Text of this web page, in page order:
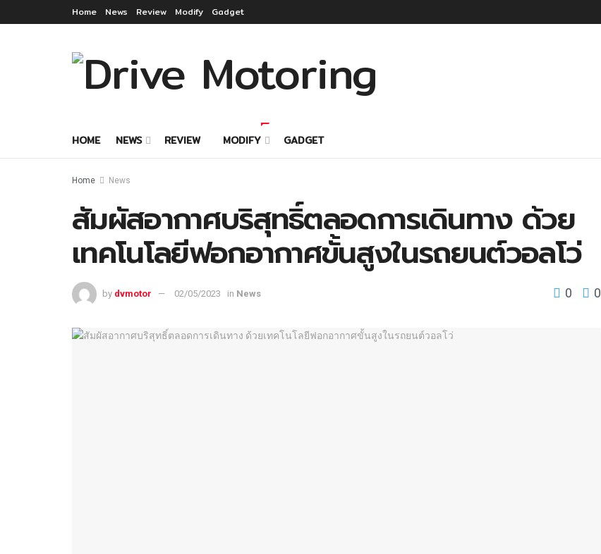
Home News Review Modify Gadget
HOME NEWS REVIEW MODIFY GADGET
Home News
สัมผัสอากาศบริสุทธิ์ตลอดการเดินทาง ด้วย
เทคโนโลยีฟอกอากาศขั้นสูงในรถยนต์วอลโว่
by dvmotor 02/05/2023 in News 0 0